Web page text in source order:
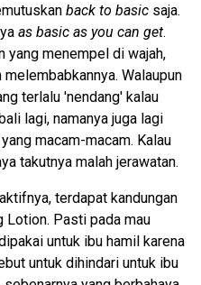
back to basic saja.
as basic as you can get.
yang menempel di wajah,
Walaupun
terlalu 'nendang' kalau
lagi, namanya juga lagi
macam-macam. Kalau
takutnya malah jerawatan.
terdapat kandungan
Pasti pada mau
untuk ibu hamil karena
untuk dihindari untuk ibu